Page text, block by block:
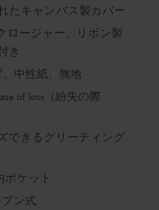
たキャンバス製カバー
ロージャー、リボン製
き
、中性紙、無地
of loss（紛失の際
できるグリーティング
ポケット
ン式